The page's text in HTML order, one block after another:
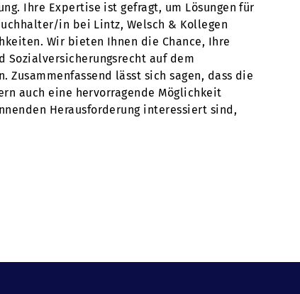
Ihre Expertise ist gefragt, um Lösungen für
in bei Lintz, Welsch & Kollegen
Wir bieten Ihnen die Chance, Ihre
Sozialversicherungsrecht auf dem
lässt sich sagen, dass die
auch eine hervorragende Möglichkeit
Herausforderung interessiert sind,